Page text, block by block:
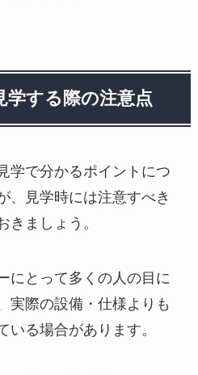
する際の注意点
学で分かるポイントにつ
、見学時には注意すべき
きましょう。
にとって多くの人の目に
実際の設備・仕様よりも
いる場合があります。